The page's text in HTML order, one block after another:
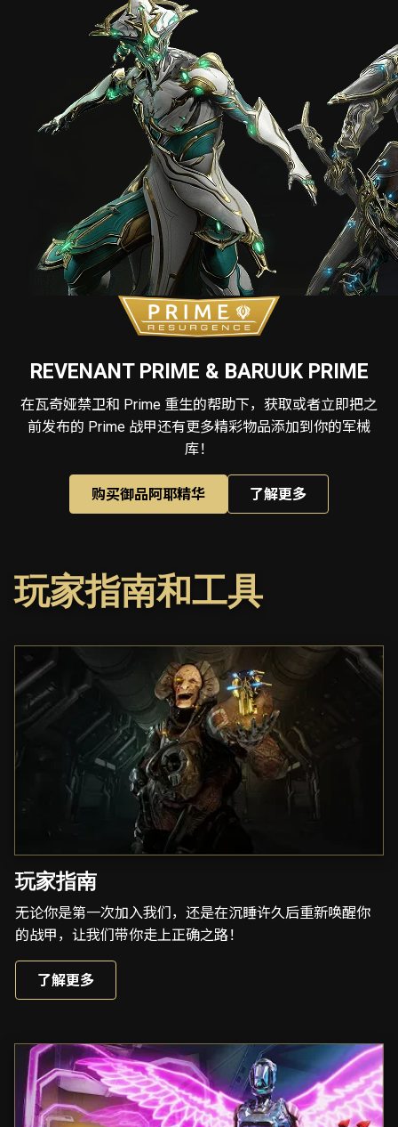
REVENANT PRIME & BARUUK PRIME
在瓦奇娅禁卫和 Prime 重生的帮助下，获取或者立即把之
前发布的 Prime 战甲还有更多精彩物品添加到你的军械
库！
购买御品阿耶精华 了解更多
玩家指南和工具
玩家指南
无论你是第一次加入我们，还是在沉睡许久后重新唤醒你
的战甲，让我们带你走上正确之路！
了解更多